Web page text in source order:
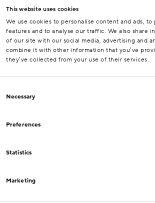
This website uses cookies
We use cookies to personalise content and ads, to
features and to analyse our traffic. We also share
of our site with our social media, advertising and
combine it with other information that you’ve
they’ve collected from your use of their services.
Selection
Necessary
Preferences
Statistics
Marketing